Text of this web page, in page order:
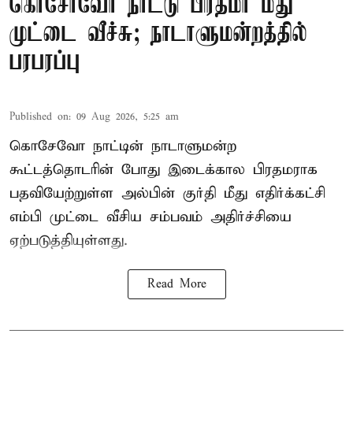
கொசோவோ நாட்டு பிரதமர் மீது
முட்டை வீச்சு; நாடாளுமன்றத்தில்
பரபரப்பு
Published on: 09 Aug 2026, 5:25 am
கொசேவோ நாட்டின் நாடாளுமன்ற
கூட்டத்தொடரின் போது இடைக்கால பிரதமராக
பதவியேற்றுள்ள அல்பின் குர்தி மீது எதிர்க்கட்சி
எம்பி முட்டை வீசிய சம்பவம் அதிர்ச்சியை
ஏற்படுத்தியுள்ளது.
Read More